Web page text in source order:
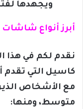
ويجهدها
أبرز أنواع
نقدم لكم في هذا
كاسيل التي تقدم
مع الأشخاص
متوسط، ومنها: